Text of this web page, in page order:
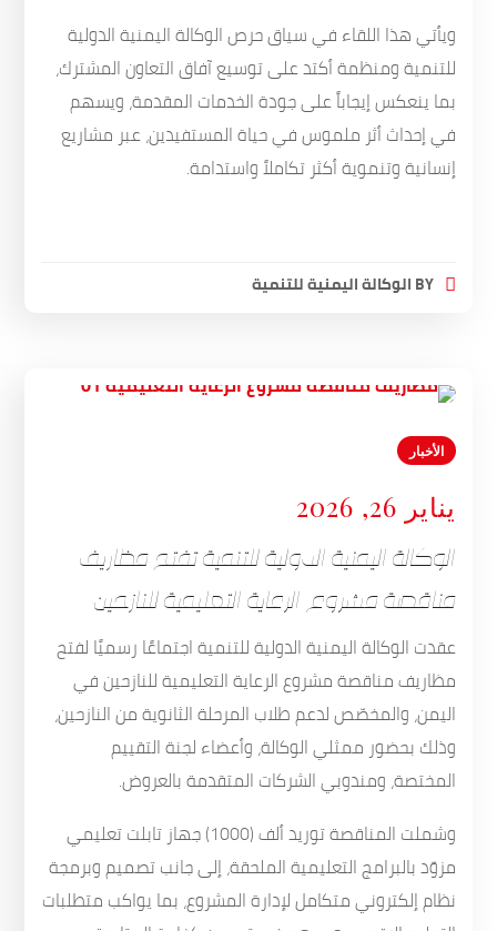
ويأتي هذا اللقاء في سياق حرص الوكالة اليمنية الدولية
للتنمية ومنظمة أكتد على توسيع آفاق التعاون المشترك،
بما ينعكس إيجاباً على جودة الخدمات المقدمة، ويسهم
في إحداث أثر ملموس في حياة المستفيدين، عبر مشاريع
إنسانية وتنموية أكثر تكاملاً واستدامة.
BYالوكالة اليمنية للتنمية
الأخبار
يناير 26, 2026
الوكالة اليمنية الدولية للتنمية تفتح مظاريف
مناقصة مشروع الرعاية التعليمية للنازحين
عقدت الوكالة اليمنية الدولية للتنمية اجتماعًا رسميًا لفتح
مظاريف مناقصة مشروع الرعاية التعليمية للنازحين في
اليمن، والمخصّص لدعم طلاب المرحلة الثانوية من النازحين،
وذلك بحضور ممثلي الوكالة، وأعضاء لجنة التقييم
المختصة، ومندوبي الشركات المتقدمة بالعروض.
وشملت المناقصة توريد ألف (1000) جهاز تابلت تعليمي
مزوّد بالبرامج التعليمية الملحقة، إلى جانب تصميم وبرمجة
نظام إلكتروني متكامل لإدارة المشروع، بما يواكب متطلبات